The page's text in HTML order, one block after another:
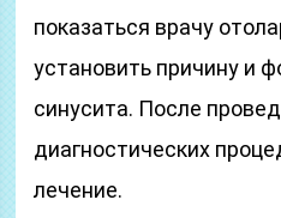
показаться врачу
установить причину и
синусита. После
диагностических
лечение.